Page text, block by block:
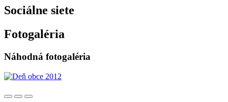
Sociálne siete
Fotogaléria
Náhodná fotogaléria